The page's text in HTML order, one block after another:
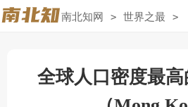
南北知网 > 世界之最 >
全球人口密度最